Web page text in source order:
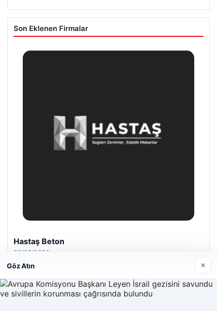
Son Eklenen Firmalar
Hastaş Beton
26/05/2026
Göz Atın ×